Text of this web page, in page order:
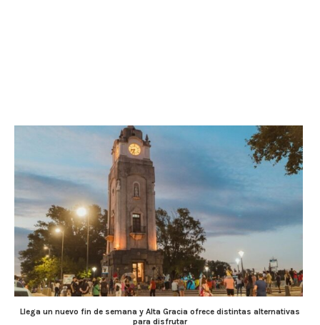
Llega un nuevo fin de semana y Alta Gracia ofrece distintas alternativas
para disfrutar